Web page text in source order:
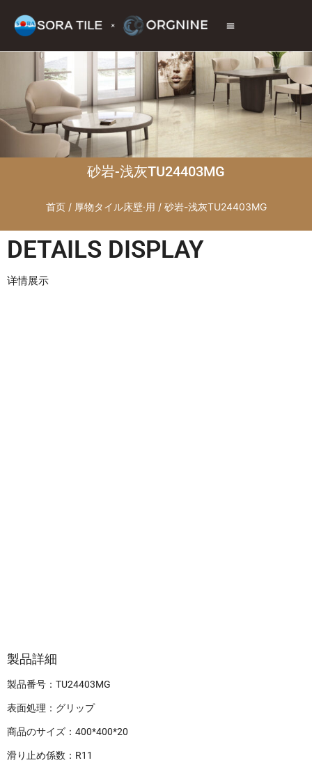
砂岩-浅灰TU24403MG
首页/ 厚物タイル床壁·用 / 砂岩-浅灰TU24403MG
DETAILS DISPLAY
详情展示
製品詳細
製品番号：TU24403MG
表面処理：グリップ
商品のサイズ：400*400*20
滑り止め係数：R11